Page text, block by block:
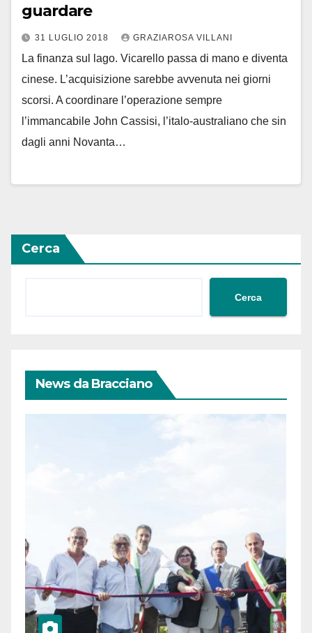
guardare
31 LUGLIO 2018 GRAZIAROSA VILLANI
La finanza sul lago. Vicarello passa di mano e diventa
cinese. L’acquisizione sarebbe avvenuta nei giorni
scorsi. A coordinare l’operazione sempre
l’immancabile John Cassisi, l’italo-australiano che sin
dagli anni Novanta…
Cerca
Cerca
News da Bracciano